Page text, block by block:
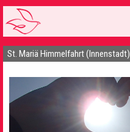
Startseite
1 Pfarrei
16 Gemeinden & mehr
St. Mariä Himmelfahrt (Innenstadt)